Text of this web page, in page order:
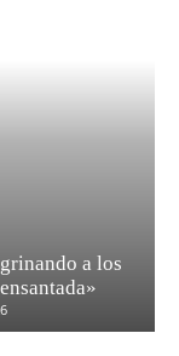
a los